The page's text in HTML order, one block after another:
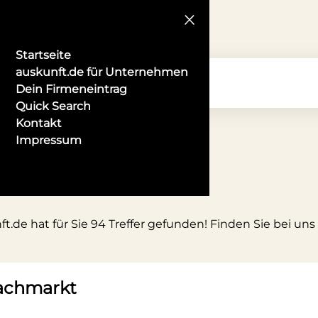
Startseite
auskunft.de für Unternehmen
Dein Firmeneintrag
Quick Search
Kontakt
Impressum
hat für Sie 94 Treffer gefunden! Finden Sie bei